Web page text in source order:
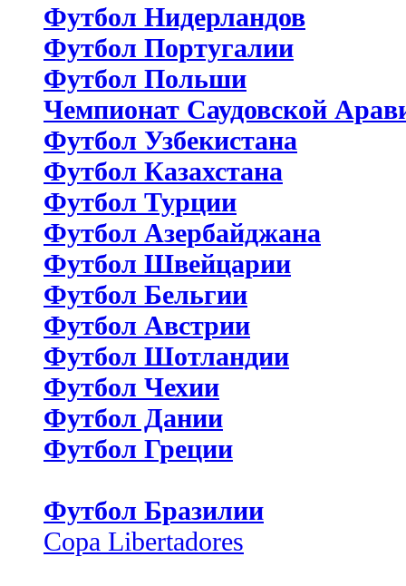
Футбол Нидерландов
Футбол Португалии
Футбол Польши
Чемпионат Саудовской
Футбол Узбекистана
Футбол Казахстана
Футбол Турции
Футбол Азербайджана
Футбол Швейцарии
Футбол Бельгии
Футбол Австрии
Футбол Шотландии
Футбол Чехии
Футбол Дании
Футбол Греции
Футбол Бразилии
Copa Libertadores